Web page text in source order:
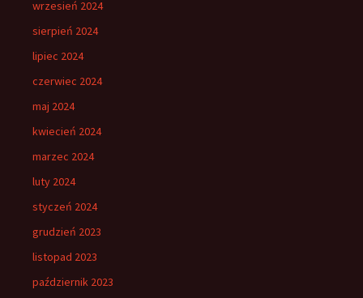
wrzesień 2024
sierpień 2024
lipiec 2024
czerwiec 2024
maj 2024
kwiecień 2024
marzec 2024
luty 2024
styczeń 2024
grudzień 2023
listopad 2023
październik 2023